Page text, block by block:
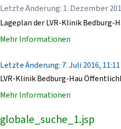
Letzte Änderung: 1. Dezember
Lageplan der LVR-Klinik Bedburg-
Mehr Informationen
Letzte Änderung: 7. Juli 2016,
LVR-Klinik Bedburg-Hau
Mehr Informationen
globale_suche_1.jsp